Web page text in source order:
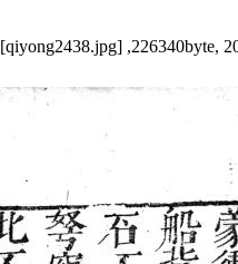
[qiyong2438.jpg] ,226340byte,